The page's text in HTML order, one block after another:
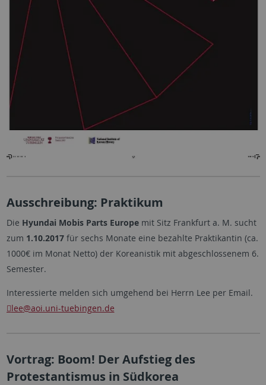
Ausschreibung: Praktikum
Die Hyundai Mobis Parts Europemit Sitz Frankfurt a. M. sucht
zum 1.10.2017 für sechs Monate eine bezahlte Praktikantin (ca.
1000€ im Monat Netto) der Koreanistik mit abgeschlossenem 6.
Semester.
Interessierte melden sich umgehend bei Herrn Lee per Email.
lee@aoi.uni-tuebingen.de
Vortrag: Boom! Der Aufstieg des
Protestantismus in Südkorea